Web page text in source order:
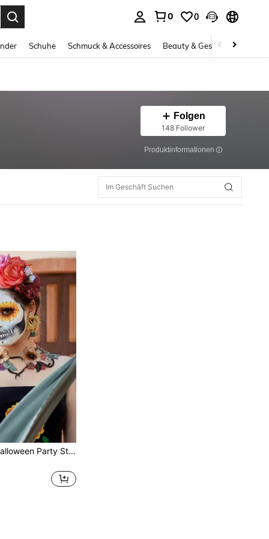
0 0
Schuhe Schmuck & Accessoires Beauty & Gesundheit
Folgen
148 Follower
Produktinformationen
1 Stück Damen Halloween Party Stirnband Cosplay Kostüm Accessoire, Polyester Stoff Mehrfarbige Rosenblumen Stirnband, Schönheit, Zuhause, Haar Accessoires